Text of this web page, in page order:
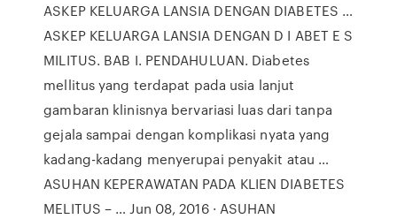
ASKEP KELUARGA LANSIA DENGAN DIABETES …
ASKEP KELUARGA LANSIA DENGAN D I ABET E S
MILITUS. BAB I. PENDAHULUAN. Diabetes
mellitus yang terdapat pada usia lanjut
gambaran klinisnya bervariasi luas dari tanpa
gejala sampai dengan komplikasi nyata yang
kadang-kadang menyerupai penyakit atau …
ASUHAN KEPERAWATAN PADA KLIEN DIABETES
MELITUS – … Jun 08, 2016 · ASUHAN